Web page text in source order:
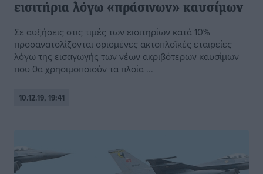
εισιτήρια λόγω «πράσινων» καυσίμων
Σε αυξήσεις στις τιμές των εισιτηρίων κατά 10%
προσανατολίζονται ορισμένες ακτοπλοϊκές εταιρείες
λόγω της εισαγωγής των νέων ακριβότερων καυσίμων
που θα χρησιμοποιούν τα πλοία ...
10.12.19, 19:41